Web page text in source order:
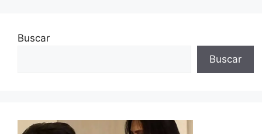
Buscar
Buscar